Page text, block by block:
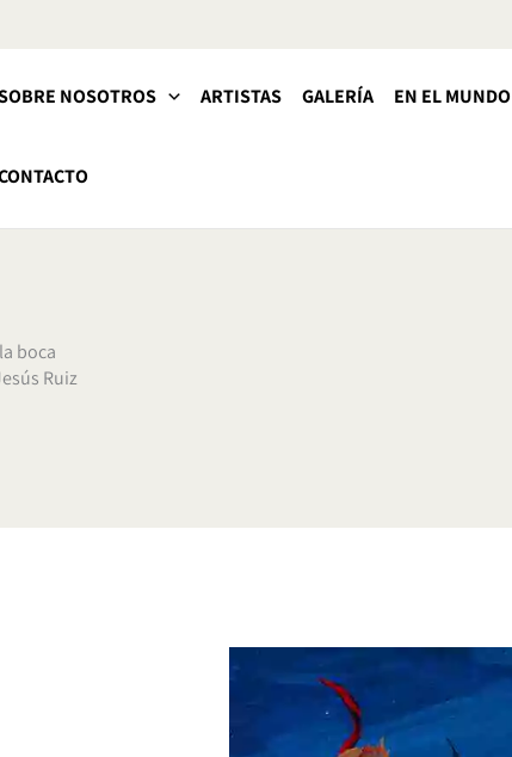
NOSOTROS ARTISTAS GALERÍA EN EL MUNDO
boca
Ruiz